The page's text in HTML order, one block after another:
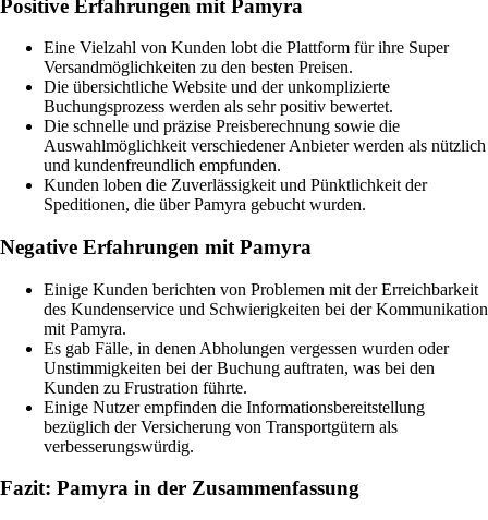
Positive Erfahrungen mit Pamyra
Eine Vielzahl von Kunden lobt die Plattform für ihre Super
Versandmöglichkeiten zu den besten Preisen.
Die übersichtliche Website und der unkomplizierte
Buchungsprozess werden als sehr positiv bewertet.
Die schnelle und präzise Preisberechnung sowie die
Auswahlmöglichkeit verschiedener Anbieter werden als nützlich
und kundenfreundlich empfunden.
Kunden loben die Zuverlässigkeit und Pünktlichkeit der
Speditionen, die über Pamyra gebucht wurden.
Negative Erfahrungen mit Pamyra
Einige Kunden berichten von Problemen mit der Erreichbarkeit
des Kundenservice und Schwierigkeiten bei der Kommunikation
mit Pamyra.
Es gab Fälle, in denen Abholungen vergessen wurden oder
Unstimmigkeiten bei der Buchung auftraten, was bei den
Kunden zu Frustration führte.
Einige Nutzer empfinden die Informationsbereitstellung
bezüglich der Versicherung von Transportgütern als
verbesserungswürdig.
Fazit: Pamyra in der Zusammenfassung